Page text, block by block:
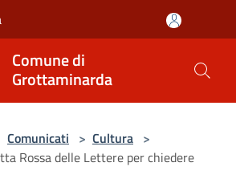
Comune di
Grottaminarda
Comunicati > Cultura >
Rossa delle Lettere per chiedere